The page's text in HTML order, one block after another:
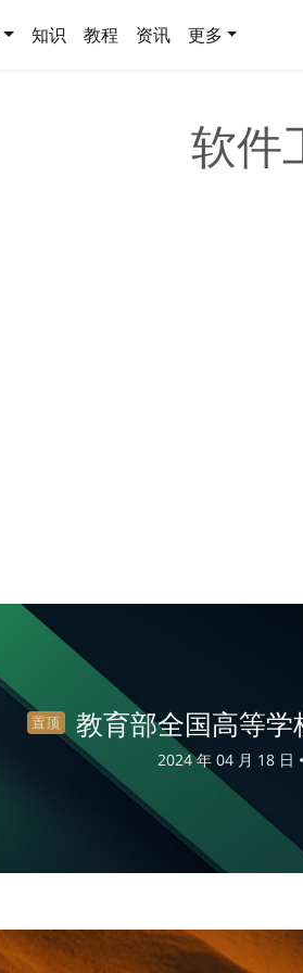
知识 教程 资讯 更多
软件
置顶 教育部全国高等
2024 年 04 月 18 日 •